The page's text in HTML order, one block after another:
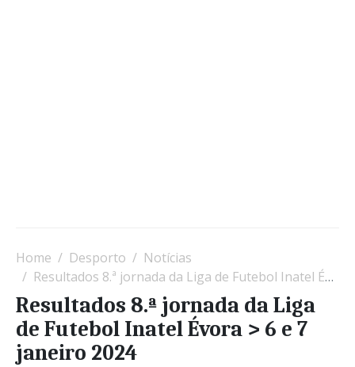
Home Desporto
Notícias
Resultados 8.ª jornada da Liga de Futebol Inatel Évora > 6 e 7 janeiro 2024
Resultados 8.ª jornada da Liga
de Futebol Inatel Évora > 6 e 7
janeiro 2024